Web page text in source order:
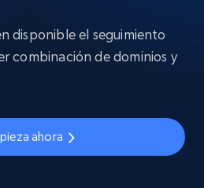
disponible el seguimiento
combinación de dominios y
ahora